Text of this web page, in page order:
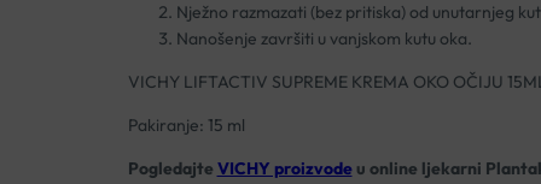
Nježno razmazati (bez pritiska) od unutarnjeg
Nanošenje završiti u vanjskom kutu oka.
VICHY LIFTACTIV SUPREME KREMA OKO OČIJU
Pakiranje: 15 ml
Pogledajte VICHY proizvodeu online ljekarni